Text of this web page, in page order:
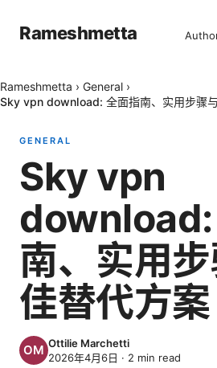
Rameshmetta
Rameshmetta › General ›
Sky vpn download: 全面指南、实用步骤
GENERAL
Sky vpn
download:
南、实用
佳替代方案
Ottilie Marchetti
2026年4月6日 · 2 min read